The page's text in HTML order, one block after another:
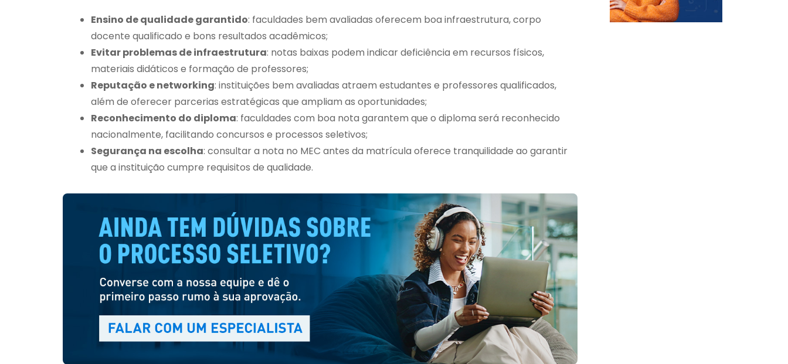
Ensino de qualidade garantido: faculdades bem avaliadas oferecem boa infraestrutura, corpo
docente qualificado e bons resultados acadêmicos;
Evitar problemas de infraestrutura: notas baixas podem indicar deficiência em recursos físicos,
materiais didáticos e formação de professores;
Reputação e networking: instituições bem avaliadas atraem estudantes e professores qualificados,
além de oferecer parcerias estratégicas que ampliam as oportunidades;
Reconhecimento do diploma: faculdades com boa nota garantem que o diploma será reconhecido
nacionalmente, facilitando concursos e processos seletivos;
Segurança na escolha: consultar a nota no MEC antes da matrícula oferece tranquilidade ao garantir
que a instituição cumpre requisitos de qualidade.